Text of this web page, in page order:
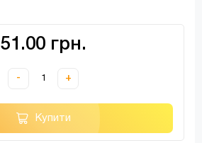
51.00 грн.
- +
Купити